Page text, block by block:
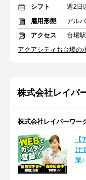
シフト
雇用形態
アル
アクセス
台場
アクアシティお台場の
株式会社レイバ
株式会社レイバーワー
け
業♪